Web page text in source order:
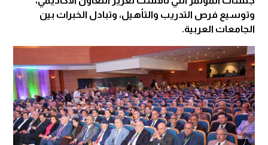
وتوسيع فرص التدريب والتأهيل، وتبادل الخبرات بين
الجامعات العربية.